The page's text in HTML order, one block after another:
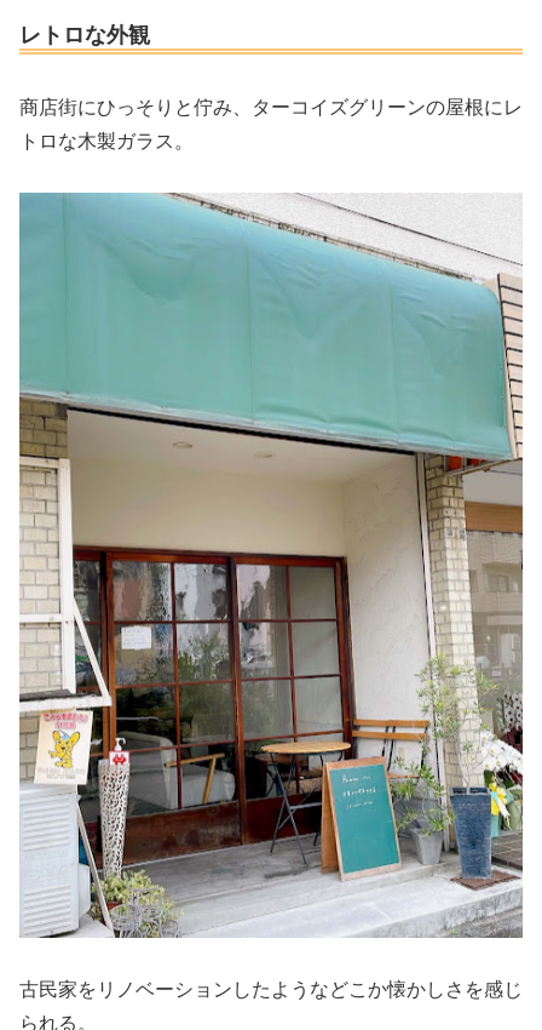
レトロな外観
商店街にひっそりと佇み、ターコイズグリーンの屋根にレ
トロな木製ガラス。
古民家をリノベーションしたようなどこか懐かしさを感じ
られる。